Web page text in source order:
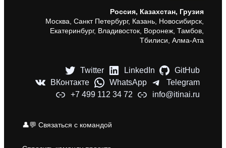
Россия, Казахстан, Грузия
Москва, Санкт Петербург, Казань, Новосибирск,
Екатеринбург, Владивосток, Воронеж, Тамбов,
Тбилиси, Алма-Ата
Twitter LinkedIn
GitHub
ВКонтакте
WhatsApp
Telegram
+7 499 112 34 72
info@itinai.ru
👤💬 Связаться с командой